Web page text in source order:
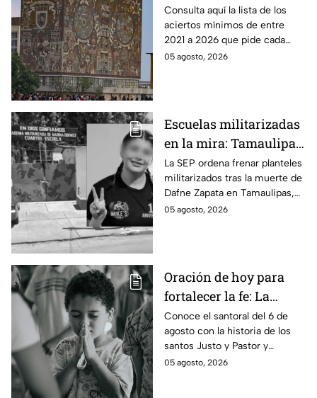
aciertos mínimos que
pide cada carrera y
sede para ser
convocado
Consulta aquí la lista de los
aciertos mínimos de entre
2021 a 2026 que pide cada
carrera para ser convocado al
05 agosto, 2026
Escuelas militarizadas
en la mira: Tamaulipas
acata cierre de
planteles tras el caso
Dafne Zapata; otros
estados defienden su
La SEP ordena frenar planteles
militarizados tras la muerte de
Dafne Zapata en Tamaulipas,
generando el cierre de cinco
05 agosto, 2026
Oración de hoy para
fortalecer la fe: La
plegaria para pedirle a
los Santos Justo y
Pastor por la
protección de la
Conoce el santoral del 6 de
agosto con la historia de los
santos Justo y Pastor y
descubre la oración devocional
05 agosto, 2026